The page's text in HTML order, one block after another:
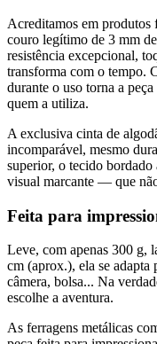
Acreditamos em produtos
couro legítimo de 3 mm
resistência excepcional,
transforma com o tempo.
durante o uso torna a
quem a utiliza.
A exclusiva cinta de
incomparável, mesmo
superior, o tecido
visual marcante — que
Feita para
Leve, com apenas 300 g,
cm (aprox.), ela se
câmera, bolsa... Na
escolhe a aventura.
As ferragens metálicas